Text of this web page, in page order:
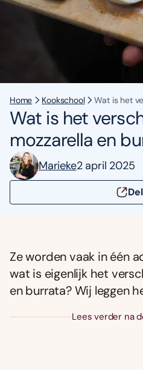
Home Kookschool Wat is het
Wat is het
mozzarella en
Marieke2 april 2025
Ze worden vaak in één
wat is eigenlijk het
en burrata? Wij leggen
Lees verder na